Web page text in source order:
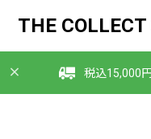
THE COLLECT
税込15,000